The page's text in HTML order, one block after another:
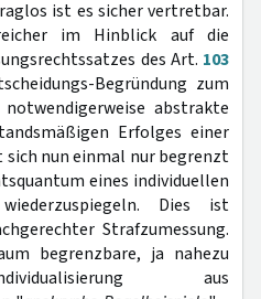
ist es sicher vertretbar.
im Hinblick auf die
des Art. 103
Begründung zum
notwendigerweise abstrakte
Erfolges einer
nun einmal nur begrenzt
eines individuellen
Dies ist
Strafzumessung.
begrenzbare, ja nahezu
aus